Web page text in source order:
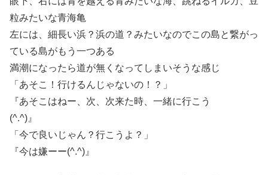
粒みたいな青海亀
左には、細長い浜？浜の道？みたいなのでこの島と繋がっ
ている島がもう一つある
満潮になったら道が無くなってしまいそうな感じ
「あそこ！行けるんじゃないの！？」
『あそこはねー、次、次来た時、一緒に行こう
(^.^)』
「今で良いじゃん？行こうよ？」
『今は嫌ーー(^.^)』